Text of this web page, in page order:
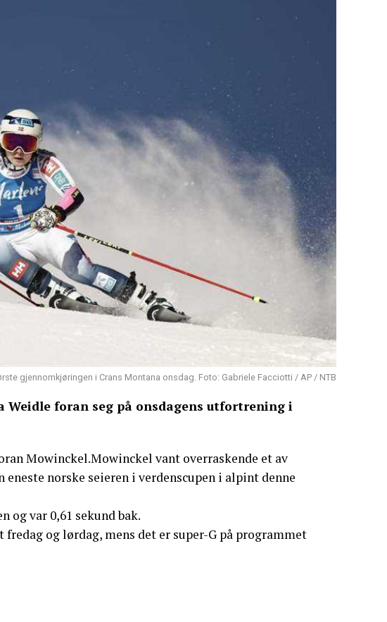
gjennomkjøringen i Crans Montana onsdag. Foto: Gabriele Facciotti / AP / NTB
Weidle foran seg på onsdagens utfortrening i
Mowinckel.Mowinckel vant overraskende et av
norske seieren i verdenscupen i alpint denne
og var 0,61 sekund bak.
og lørdag, mens det er super-G på programmet